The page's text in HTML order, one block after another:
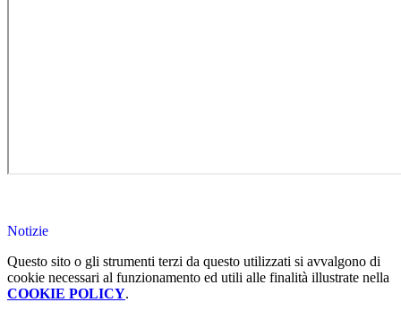
Notizie
Questo sito o gli strumenti terzi da questo utilizzati si avvalgono di
cookie necessari al funzionamento ed utili alle finalità illustrate nella
COOKIE POLICY.